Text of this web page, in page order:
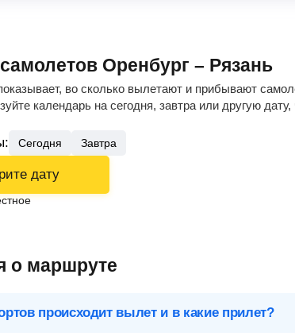
самолетов Оренбург – Рязань
во сколько вылетают и прибывают
календарь на сегодня, завтра или другую
Сегодня Завтра
дату
о маршруте
происходит вылет и в какие прилет?